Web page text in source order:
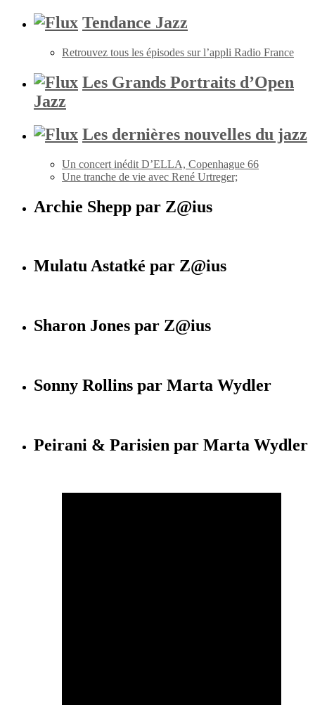
Tendance Jazz
Retrouvez tous les épisodes sur l’appli Radio France
Les Grands Portraits d’Open
Jazz
Les dernières nouvelles du jazz
Un concert inédit D’ELLA, Copenhague 66
Une tranche de vie avec René Urtreger;
Archie Shepp par Z@ius
Mulatu Astatké par Z@ius
Sharon Jones par Z@ius
Sonny Rollins par Marta Wydler
Peirani & Parisien par Marta Wydler